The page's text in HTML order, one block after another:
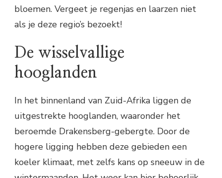
bloemen. Vergeet je regenjas en laarzen niet
als je deze regio’s bezoekt!
De wisselvallige
hooglanden
In het binnenland van Zuid-Afrika liggen de
uitgestrekte hooglanden, waaronder het
beroemde Drakensberg-gebergte. Door de
hogere ligging hebben deze gebieden een
koeler klimaat, met zelfs kans op sneeuw in de